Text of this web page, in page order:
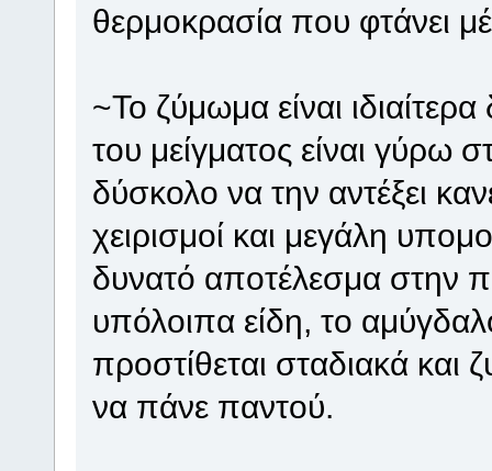
θερμοκρασία που φτάνει
~Το ζύμωμα είναι
του μείγματος είναι γύρω
δύσκολο να την αντέξει
χειρισμοί και μεγάλη
δυνατό αποτέλεσμα στην
υπόλοιπα είδη, το
προστίθεται σταδιακά και
να πάνε παντού.